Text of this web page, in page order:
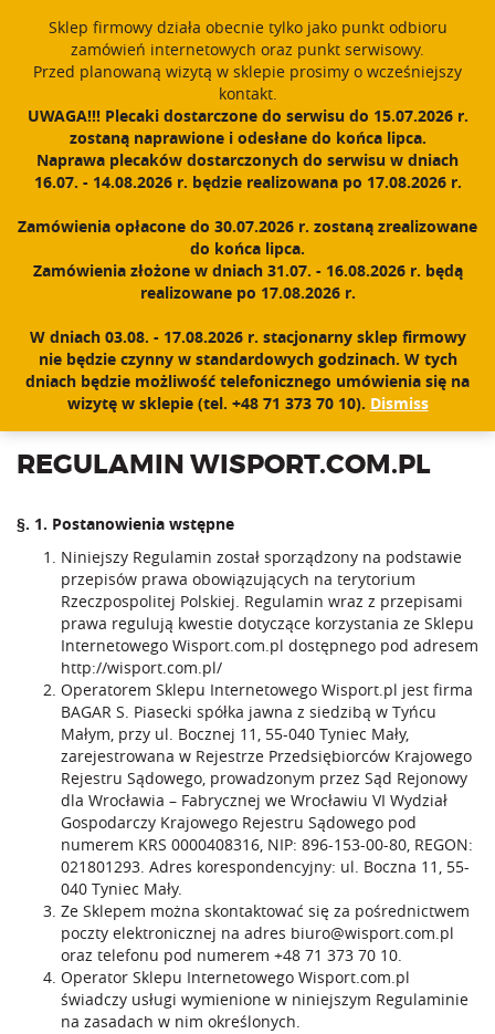
PROUDLY MADE IN POLAND SINCE 1984 English
Register Sign In 0
o
g
l
n
i
g
a
t
TERMS AND CONDITIONS
|Terms and conditions
REGULAMIN WISPORT.COM.PL
§. 1. Postanowienia wstępne
Niniejszy Regulamin został sporządzony na podstawie
przepisów prawa obowiązujących na terytorium
Rzeczpospolitej Polskiej. Regulamin wraz z przepisami
prawa regulują kwestie dotyczące korzystania ze Sklepu
Internetowego Wisport.com.pl dostępnego pod adresem
http://wisport.com.pl/
Operatorem Sklepu Internetowego Wisport.pl jest firma
BAGAR S. Piasecki spółka jawna z siedzibą w Tyńcu
Małym, przy ul. Bocznej 11, 55-040 Tyniec Mały,
zarejestrowana w Rejestrze Przedsiębiorców Krajowego
Rejestru Sądowego, prowadzonym przez Sąd Rejonowy
dla Wrocławia – Fabrycznej we Wrocławiu VI Wydział
Gospodarczy Krajowego Rejestru Sądowego pod
numerem KRS 0000408316, NIP: 896-153-00-80, REGON:
021801293. Adres korespondencyjny: ul. Boczna 11, 55-
040 Tyniec Mały.
Ze Sklepem można skontaktować się za pośrednictwem
poczty elektronicznej na adres biuro@wisport.com.pl
oraz telefonu pod numerem +48 71 373 70 10.
Operator Sklepu Internetowego Wisport.com.pl
świadczy usługi wymienione w niniejszym Regulaminie
na zasadach w nim określonych.
Sklep firmowy działa obecnie tylko jako punkt odbioru
zamówień internetowych oraz punkt serwisowy.
Przed planowaną wizytą w sklepie prosimy o wcześniejszy
kontakt.
UWAGA!!! Plecaki dostarczone do serwisu do 15.07.2026 r.
zostaną naprawione i odesłane do końca lipca.
Naprawa plecaków dostarczonych do serwisu w dniach
16.07. - 14.08.2026 r. będzie realizowana po 17.08.2026 r.
Zamówienia opłacone do 30.07.2026 r. zostaną zrealizowane
do końca lipca.
Zamówienia złożone w dniach 31.07. - 16.08.2026 r. będą
realizowane po 17.08.2026 r.
W dniach 03.08. - 17.08.2026 r. stacjonarny sklep firmowy
nie będzie czynny w standardowych godzinach. W tych
dniach będzie możliwość telefonicznego umówienia się na
wizytę w sklepie (tel. +48 71 373 70 10). Dismiss